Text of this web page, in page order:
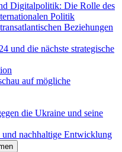
Digitalpolitik: Die Rolle des
Politik
Beziehungen
und die nächste strategische
auf mögliche
die Ukraine und seine
und nachhaltige Entwicklung